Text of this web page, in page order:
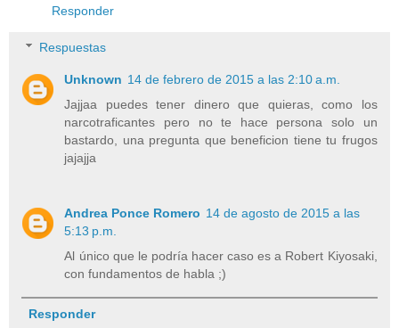
Responder
Respuestas
Unknown 14 de febrero de 2015 a las 2:10 a.m.
Jajjaa puedes tener dinero que quieras, como los
narcotraficantes pero no te hace persona solo un
bastardo, una pregunta que beneficion tiene tu frugos
jajajja
Andrea Ponce Romero 14 de agosto de 2015 a las
5:13 p.m.
Al único que le podría hacer caso es a Robert Kiyosaki,
con fundamentos de habla ;)
Responder